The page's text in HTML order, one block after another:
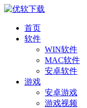
首页
软件
WIN软件
MAC软件
安卓软件
游戏
安卓游戏
游戏视频